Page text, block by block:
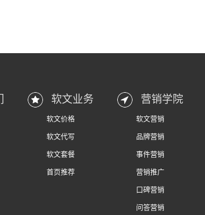
软文业务
软文价格
软文代写
软文套餐
首页推荐
营销学院
软文营销
品牌营销
事件营销
营销推广
口碑营销
问答营销